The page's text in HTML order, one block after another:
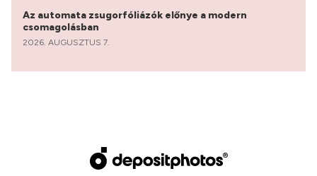
Az automata zsugorfóliázók előnye a modern
csomagolásban
2026. AUGUSZTUS 7.